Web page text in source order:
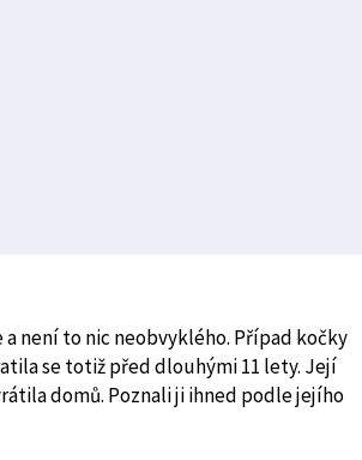
není to nic neobvyklého. Případ kočky
se totiž před dlouhými 11 lety. Její
domů. Poznali ji ihned podle jejího